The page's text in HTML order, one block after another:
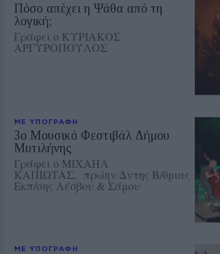
Πόσο απέχει η Ψάθα από τη
λογική;
Γράφει ο ΚΥΡΙΑΚΟΣ
ΑΡΓΥΡΟΠΟΥΛΟΣ
ΜΕ ΥΠΟΓΡΑΦΗ
3ο Μουσικό Φεστιβάλ Δήμου
Μυτιλήνης
Γράφει ο ΜΙΧΑΗΛ
ΚΑΠΙΩΤΑΣ, πρώην Δντης Β/θμιας
Εκπ/σης Λέσβου & Σάμου
ΜΕ ΥΠΟΓΡΑΦΗ